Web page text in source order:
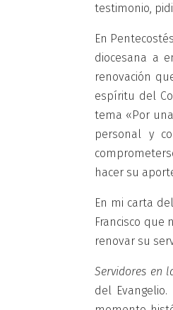
testimonio,
En
diocesana a
renovación
espíritu del
tema «Por
personal y
hacer su
En mi carta
Francisco que
renovar su
Servidores en
del